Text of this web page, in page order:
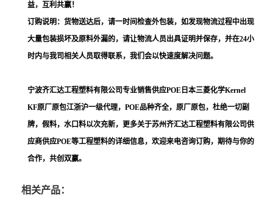
益，互利共赢！
订购说明：货物送达后，请一时间检查外包装，如发现物流过程中出现
大量包装损坏及原料外漏的，请让物流人员出具证明并保存，并在24小
时内与我司相关人员取得联系，我们会以快速度解决问题。
宁波齐汇达工程塑料有限公司专业销售供应POE日本三菱化学Kernel
KF原厂原包江浙沪一级代理，POE品种齐全，原厂原包，杜绝一切副
牌，假料，水口料以次充新，更多关于苏州齐汇达工程塑料有限公司供
应商供应POE等工程塑料的详细信息，欢迎来电咨询订购，期待与你的
合作，共创双赢。
相关产品：